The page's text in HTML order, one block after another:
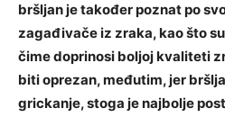
bršljan je također poznat po
zagađivače iz zraka, kao što
čime doprinosi boljoj kvaliteti
biti oprezan, međutim, jer
grickanje, stoga je najbolje